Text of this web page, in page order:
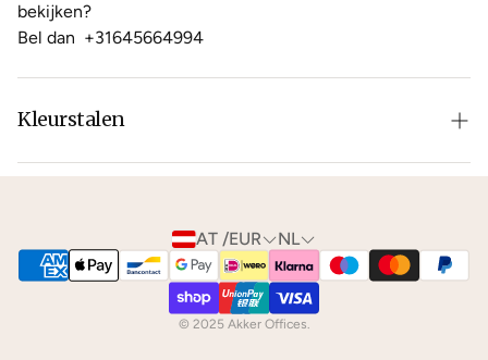
bekijken?
Bel dan +31645664994
Kleurstalen
Is de leer of hout kleur net niet zoals je het in gedachten
We kunnen je gratiskleurstalentoesturen via de post.
AT /EUR NL
© 2025 Akker Offices.